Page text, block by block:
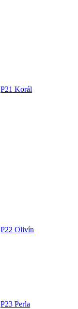
P21 Korál
P22 Olivín
P23 Perla